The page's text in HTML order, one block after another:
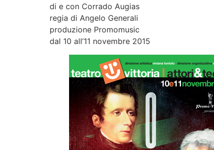
di e con Corrado Augias
regia di Angelo Generali
produzione Promomusic
dal 10 all’11 novembre 2015